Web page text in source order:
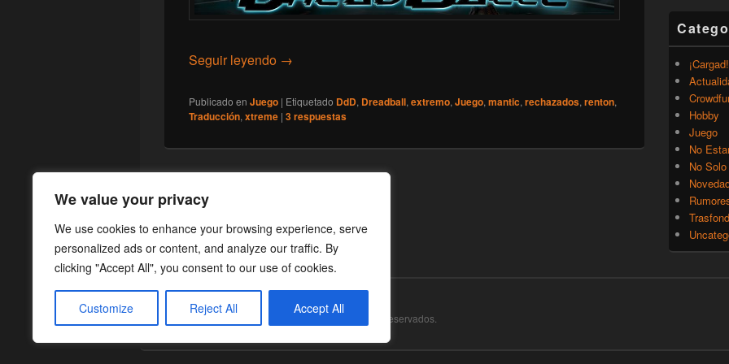
We value your privacy
We use cookies to enhance your browsing experience, serve
personalized ads or content, and analyze our traffic. By
clicking "Accept All", you consent to our use of cookies.
Customize Reject All Accept All
Seguir leyendo [Juego] Domingos de DreadBall – Segunda edición traducida – Los
→
Publicado en Juego | Etiquetado DdD, Dreadball, extremo, Juego, mantic, rechazados, renton,
Traducción, xtreme | 3respuestas
¡Cargad!
Hobby
Juego
No
No
Copyright © 2026 . Todos los Derechos Reservados.